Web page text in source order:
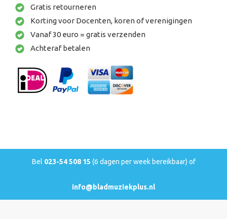
Gratis retourneren
Korting voor Docenten, koren of verenigingen
Vanaf 30 euro = gratis verzenden
Achteraf betalen
Bel 023-54 508 15 (6 dagen per week bereikbaar) of
info@bladmuziekplus.nl